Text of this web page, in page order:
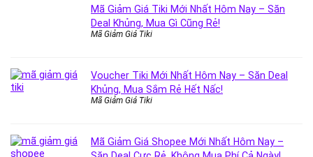
Mã Giảm Giá Tiki Mới Nhất Hôm Nay – Săn
Deal Khủng, Mua Gì Cũng Rẻ!
Mã Giảm Giá Tiki
Voucher Tiki Mới Nhất Hôm Nay – Săn Deal
Khủng, Mua Sắm Rẻ Hết Nấc!
Mã Giảm Giá Tiki
Mã Giảm Giá Shopee Mới Nhất Hôm Nay –